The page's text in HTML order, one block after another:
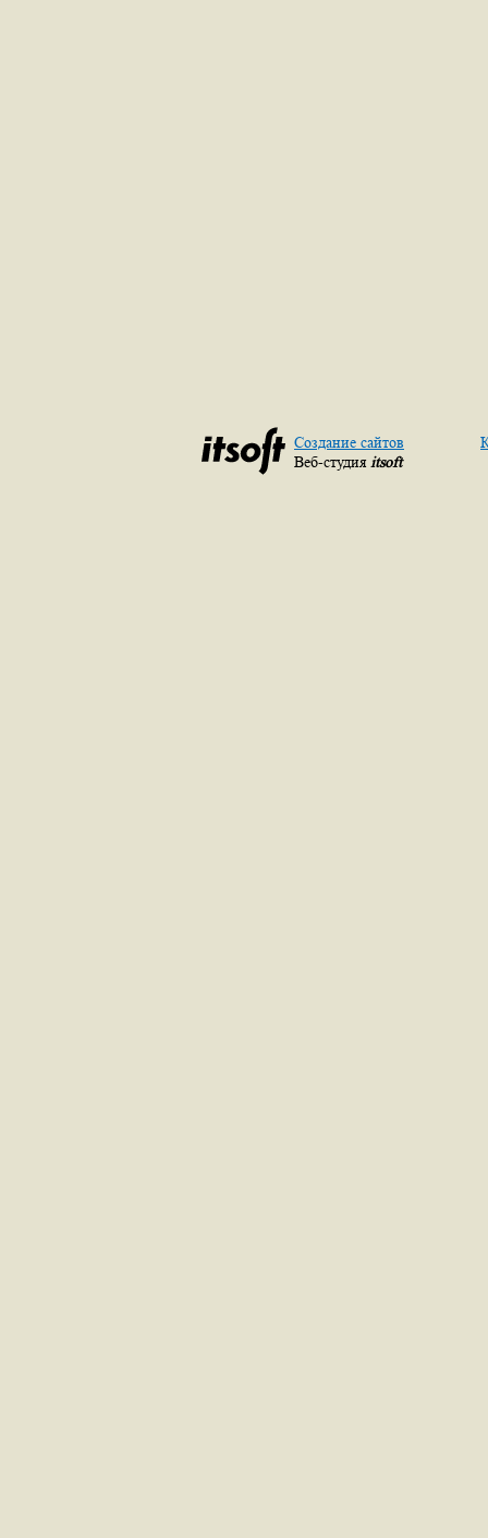
Создание сайтов
Веб-студия itsoft